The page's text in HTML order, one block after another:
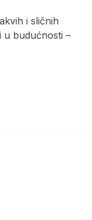
i sličnih
u budućnosti –